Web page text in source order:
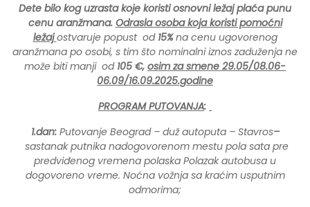
Dete bilo kog uzrasta koje koristi osnovni ležaj plaća punu
cenu aranžmana. Odrasla osoba koja koristi pomoćni
ležajostvaruje popust od 15%na cenu ugovorenog
aranžmana po osobi, s tim što nominalni iznos zaduženja ne
može biti manji od 105 €, osim za smene 29.05/08.06-
06.09/16.09.2025.godine
PROGRAM PUTOVANJA:
1.dan:Putovanje Beograd – duž autoputa – Stavros–
sastanak putnika nadogovorenom mestu pola sata pre
predviđenog vremena polaska Polazak autobusa u
dogovoreno vreme. Noćna vožnja sa kraćim usputnim
odmorima;